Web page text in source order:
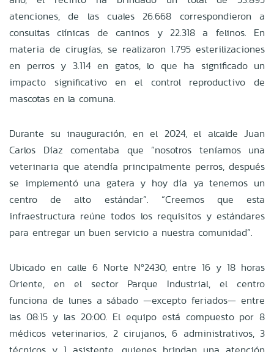
atenciones, de las cuales 26.668 correspondieron a
consultas clínicas de caninos y 22.318 a felinos. En
materia de cirugías, se realizaron 1.795 esterilizaciones
en perros y 3.114 en gatos, lo que ha significado un
impacto significativo en el control reproductivo de
mascotas en la comuna.
Durante su inauguración, en el 2024, el alcalde Juan
Carlos Díaz comentaba que ”nosotros teníamos una
veterinaria que atendía principalmente perros, después
se implementó una gatera y hoy día ya tenemos un
centro de alto estándar”. “Creemos que esta
infraestructura reúne todos los requisitos y estándares
para entregar un buen servicio a nuestra comunidad”.
Ubicado en calle 6 Norte Nº2430, entre 16 y 18 horas
Oriente, en el sector Parque Industrial, el centro
funciona de lunes a sábado —excepto feriados— entre
las 08:15 y las 20:00. El equipo está compuesto por 8
médicos veterinarios, 2 cirujanos, 6 administrativos, 3